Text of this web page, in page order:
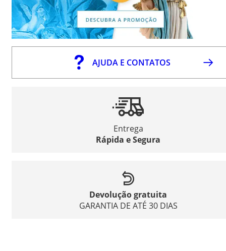
AJUDA E CONTATOS
Entrega
Rápida e Segura
Devolução gratuita
GARANTIA DE ATÉ 30 DIAS